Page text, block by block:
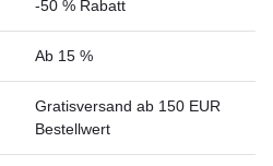
-50 % Rabatt
Ab 15 %
Gratisversand ab 150 EUR
Bestellwert